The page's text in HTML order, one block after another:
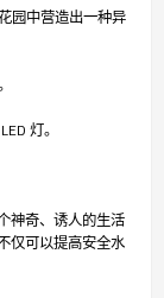
园中营造出一种异
灯。
神奇、诱人的生活
仅可以提高安全水